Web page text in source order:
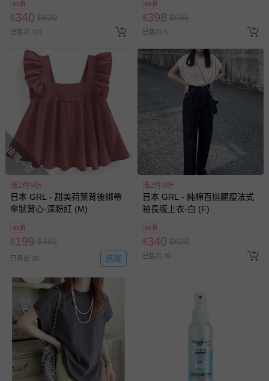
55折
$340 $620
已售出 121
68折
$398 $585
已售出 5
搶購一空
滿2件9折
日本 GRL - 甜美荷葉背後綁帶
傘狀背心-深粉紅 (M)
41折
$199 $485
已售出 20 追蹤
滿2件9折
日本 GRL - 純棉百搭顯瘦法式
袖長版上衣-白 (F)
55折
$340 $620
已售出 90